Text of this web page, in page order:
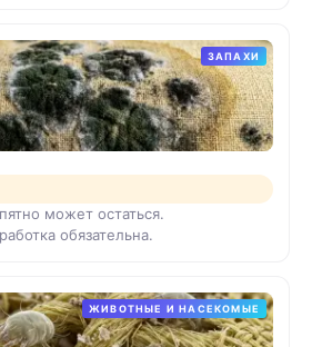
ЗАПАХИ
может остаться.
обязательна.
ЖИВОТНЫЕ И НАСЕКОМЫЕ